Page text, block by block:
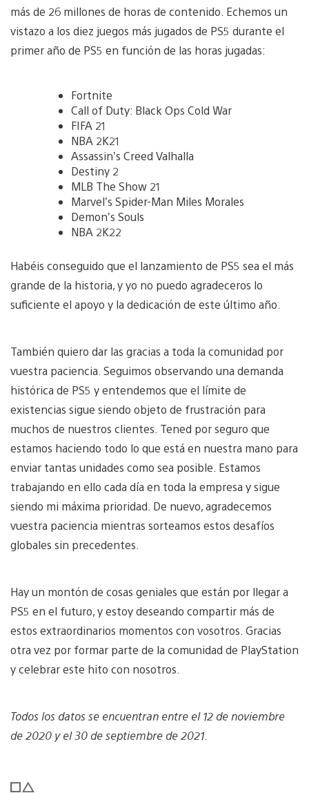
más de 26 millones de horas de contenido. Echemos un
vistazo a los diez juegos más jugados de PS5 durante el
primer año de PS5 en función de las horas jugadas:
Fortnite
Call of Duty: Black Ops Cold War
FIFA 21
NBA 2K21
Assassin’s Creed Valhalla
Destiny 2
MLB The Show 21
Marvel’s Spider-Man Miles Morales
Demon’s Souls
NBA 2K22
Habéis conseguido que el lanzamiento de PS5 sea el más
grande de la historia, y yo no puedo agradeceros lo
suficiente el apoyo y la dedicación de este último año.
También quiero dar las gracias a toda la comunidad por
vuestra paciencia. Seguimos observando una demanda
histórica de PS5 y entendemos que el límite de
existencias sigue siendo objeto de frustración para
muchos de nuestros clientes. Tened por seguro que
estamos haciendo todo lo que está en nuestra mano para
enviar tantas unidades como sea posible. Estamos
trabajando en ello cada día en toda la empresa y sigue
siendo mi máxima prioridad. De nuevo, agradecemos
vuestra paciencia mientras sorteamos estos desafíos
globales sin precedentes.
Hay un montón de cosas geniales que están por llegar a
PS5 en el futuro, y estoy deseando compartir más de
estos extraordinarios momentos con vosotros. Gracias
otra vez por formar parte de la comunidad de PlayStation
y celebrar este hito con nosotros.
Todos los datos se encuentran entre el 12 de noviembre
de 2020 y el 30 de septiembre de 2021.